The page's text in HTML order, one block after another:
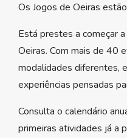
Os Jogos de Oeiras
Está prestes a começar
Oeiras. Com mais de 40
modalidades diferentes,
experiências pensadas
Consulta o calendário
primeiras atividades já a